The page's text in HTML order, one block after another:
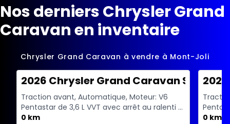
Nos derniers Chrysler Grand
Caravan en inventaire
Chrysler Grand Caravan à vendre à Mont-Joli
2026 Chrysler Grand Caravan SXT
Traction avant, Automatique, Moteur: V6
Pentastar de 3,6 L VVT avec arrêt au ralenti -
6 Cyl. - Esse...
0 km
6 Cyl. -
0 km